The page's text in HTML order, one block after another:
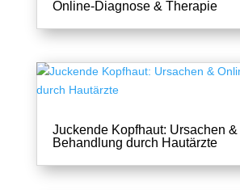
Online-Diagnose & Therapie
Juckende Kopfhaut: Ursachen
Behandlung durch Hautärzte